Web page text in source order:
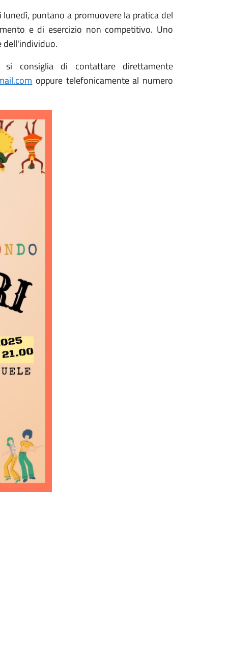
puntano a promuovere la pratica del
e di esercizio non competitivo. Uno
dell'individuo.
consiglia di contattare direttamente
oppure telefonicamente al numero